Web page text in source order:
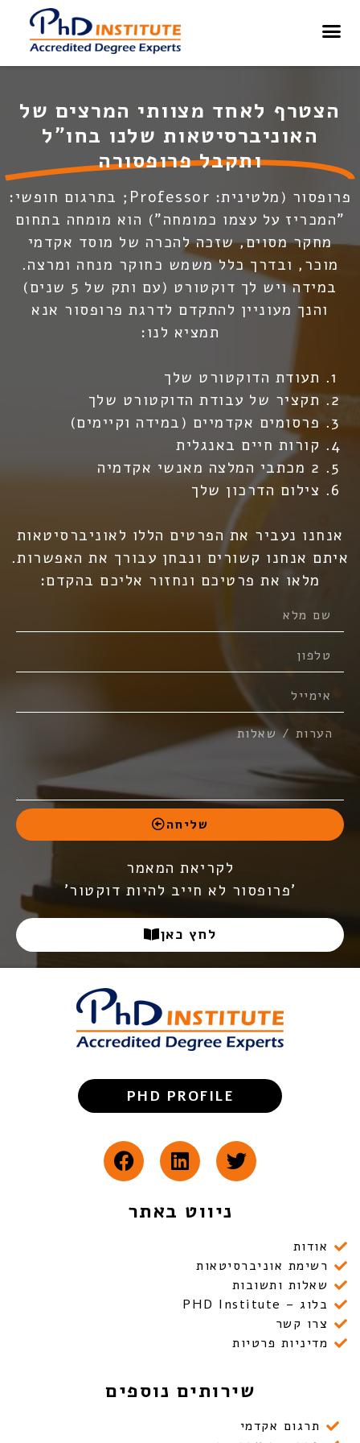
הצטרף לאחד מצוותי המרצים של
האוניברסיטאות שלנו בחו"ל
ותקבל פרופסורה
פרופסור (מלטינית: Professor; בתרגום חופשי:
"המכריז על עצמו כמומחה") הוא מומחה בתחום
מחקר מסוים,שזכה להכרה של מוסד אקדמי
מוכר, ובדרך כלל משמש כחוקר מנחה ומרצה.
במידה ויש לך דוקטורט (עם ותק של 5 שנים)
והנך מעוניין להתקדם לדרגת פרופסור אנא
תמציא לנו:
תעודת הדוקטורט שלך
תקציר של עבודת הדוקטורט שלך
פרסומים אקדמיים (במידה וקיימים)
קורות חיים באנגלית
2 מכתבי המלצה מאנשי אקדמיה
צילום הדרכון שלך
אנחנו נעביר את הפרטים הללו לאוניברסיטאות
איתם אנחנו קשורים ונבחן עבורך את האפשרות.
מלאו את פרטיכם ונחזור אליכם בהקדם:
שליחה
לקריאת המאמר
'פרופסור לא חייב להיות דוקטור'
לחץ כאן
PHD PROFILE
ניווט באתר
אודות
רשימת אוניברסיטאות
שאלות ותשובות
בלוג – PHD Institute
צרו קשר
מדיניות פרטיות
שירותים נוספים
תרגום אקדמי
מתעניינים בדוקטורט?
הצעד הראשון בתהליך מתחיל
כאן. השאירו פרטים ונחזור
אליכם בהקדם:
שלח פרטים
*בשליחת הפרטים את/ה מאשר/ת